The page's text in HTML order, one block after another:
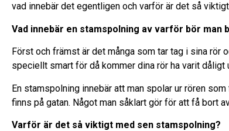
vad innebär det egentligen och varför är det så
Vad innebär en stamspolning av varför bör man
Först och främst är det många som tar tag i sina
speciellt smart för då kommer dina rör ha varit dåligt
En stamspolning innebär att man spolar ur rören
finns på gatan. Något man såklart gör för att få bort
Varför är det så viktigt med sen stamspolning?